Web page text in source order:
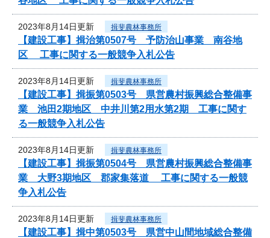
2023年8月14日更新 揖斐農林事務所
【建設工事】揖治第0507号 予防治山事業 南谷地
区 工事に関する一般競争入札公告
2023年8月14日更新 揖斐農林事務所
【建設工事】揖振第0503号 県営農村振興総合整備事
業 池田2期地区 中井川第2用水第2期 工事に関す
る一般競争入札公告
2023年8月14日更新 揖斐農林事務所
【建設工事】揖振第0504号 県営農村振興総合整備事
業 大野3期地区 郡家集落道 工事に関する一般競
争入札公告
2023年8月14日更新 揖斐農林事務所
【建設工事】揖中第0503号 県営中山間地域総合整備